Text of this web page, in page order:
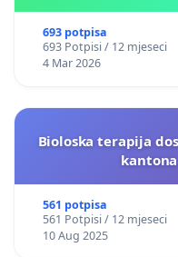
693 potpisa
693 Potpisi / 12 mjeseci
4 Mar 2026
Bioloska terapija
561 potpisa
561 Potpisi / 12 mjeseci
10 Aug 2025